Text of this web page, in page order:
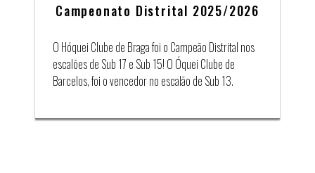
Campeonato Distrital 2025/2026
O Hóquei Clube de Braga foi o Campeão Distrital nos
escalões de Sub 17 e Sub 15! O Óquei Clube de
Barcelos, foi o vencedor no escalão de Sub 13.